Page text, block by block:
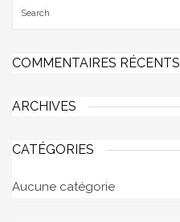
COMMENTAIRES RÉCENTS
ARCHIVES
CATÉGORIES
Aucune catégorie